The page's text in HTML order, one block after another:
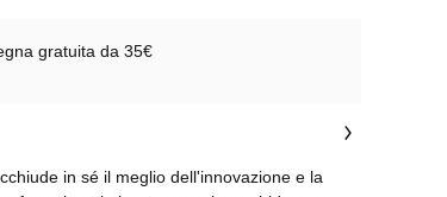
gratuita da 35€
in sé il meglio dell'innovazione e la